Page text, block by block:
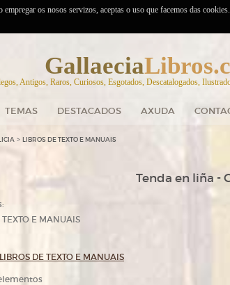
Gallaecia
Antigos, Raros, Curiosos, Esgotados, Descatalogados,
TEMAS DESTACADOS AXUDA
> LIBROS DE TEXTO E MANUAIS
Tenda en liña -
E MANUAIS
LIBROS DE TEXTO E MANUAIS
os nosos servizos, aceptas o uso que facemos das cookies.